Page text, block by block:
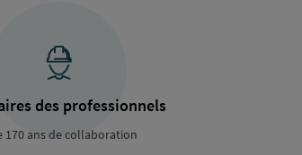
des professionnels
170 ans de collaboration